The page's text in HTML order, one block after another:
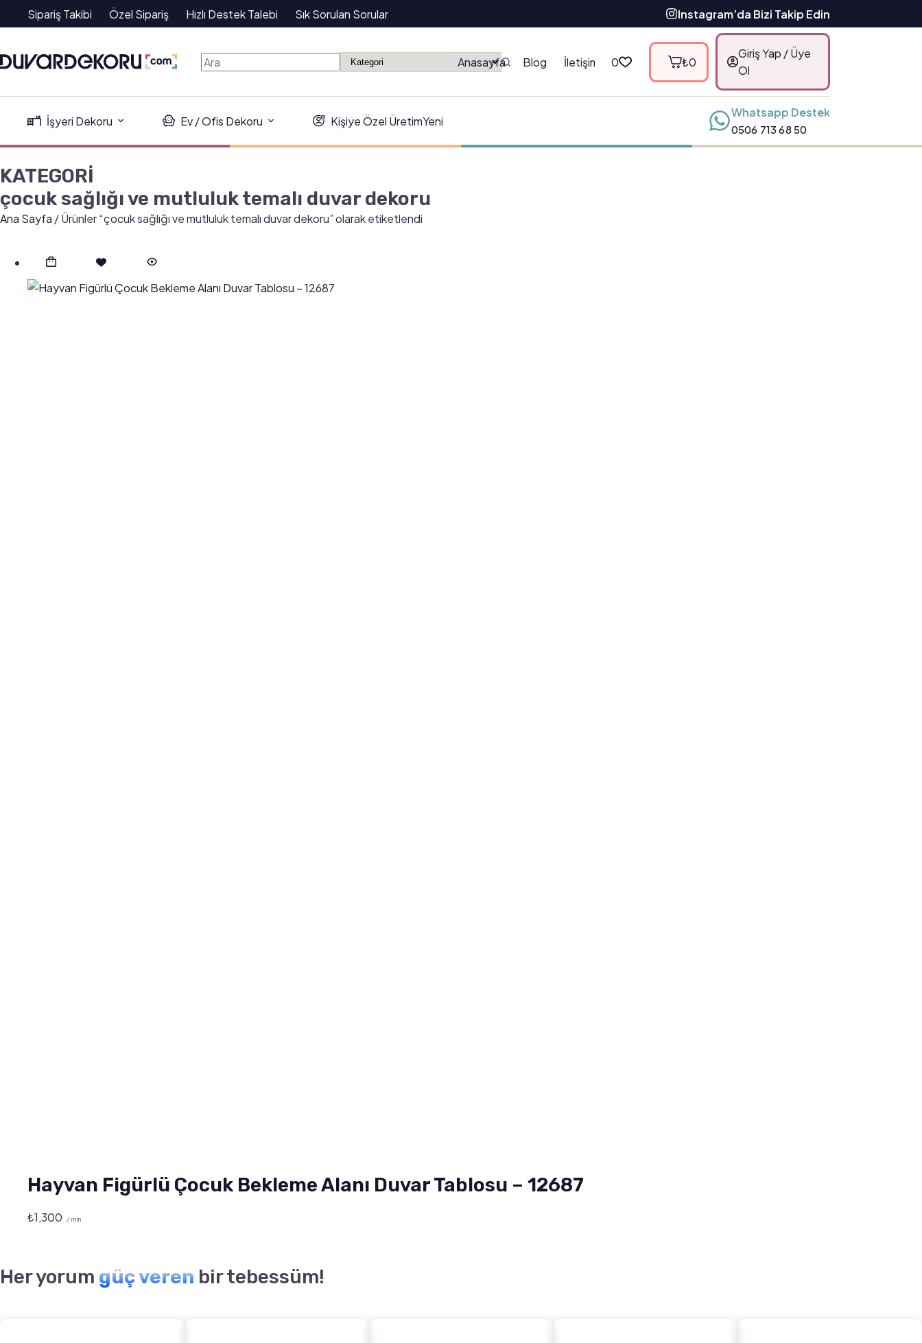
Sipariş Takibi Özel Sipariş Hızlı Destek Talebi Sık Sorulan Sorular Instagram’da Bizi Takip Edin
Anasayfa Blog İletişim 0 ₺0
Giriş Yap / Üye
Ol
İşyeri Dekoru Ev / Ofis Dekoru Kişiye Özel ÜretimYeni
Whatsapp Destek
0506 713 68 50
KATEGORİ
çocuk sağlığı ve mutluluk temalı duvar dekoru
Ana Sayfa / Ürünler “çocuk sağlığı ve mutluluk temalı duvar dekoru” olarak etiketlendi
Hayvan Figürlü Çocuk Bekleme Alanı Duvar Tablosu – 12687
₺1,300 / min
Her yorum güç veren bir tebessüm!